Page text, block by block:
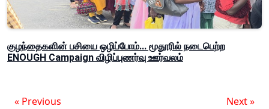
குழந்தைகளின் பசியை ஒழிப்போம்... மூதூரில் நடைபெற்ற
ENOUGH Campaign விழிப்புணர்வு ஊர்வலம்
« Previous Next »